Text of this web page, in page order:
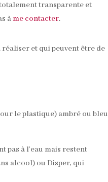
transparente et
à me contacter.
réaliser et qui peuvent être de
le plastique) ambré ou bleu
pas à l’eau mais restent
alcool) ou Disper, qui